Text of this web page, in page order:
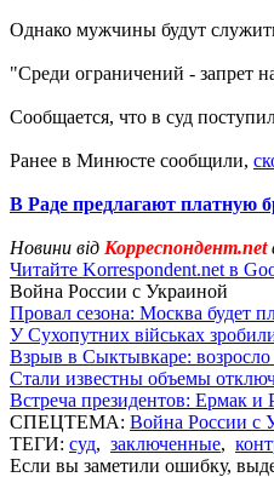
Однако мужчины будут
"Среди ограничений - запрет
Сообщается, что в суд
Ранее в Минюсте сообщили,
В Раде предлагают платную
Новини від Корреспондент.net
Читайте Korrespondent.net в
Война России с Украиной
Провал сезона: Москва будет
У Сухопутних військах зробили
Взрыв в Сыктывкаре:
Стали известны объемы
Встреча президентов: Ермак и
СПЕЦТЕМА: Война России с
ТЕГИ: суд, заключенные,
Если вы заметили ошибку,